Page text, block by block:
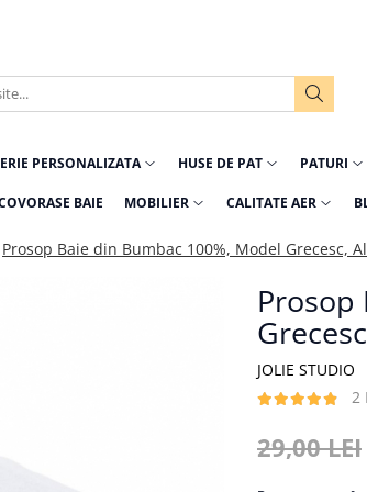
PERSONALIZATA HUSE DE PAT PATURI
BAIE MOBILIER CALITATE AER
Prosop Baie din Bumbac 100%, Model Grecesc,
Prosop
JOLIE STUDIO
2
29,00 LEI